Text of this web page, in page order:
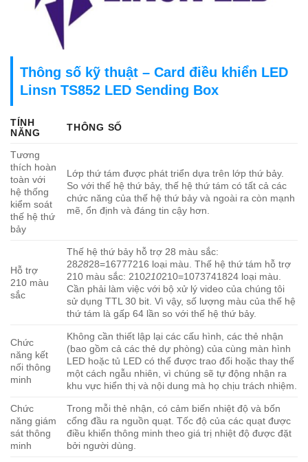
Thông số kỹ thuật – Card điều khiển LED
Linsn TS852 LED Sending Box
TÍNH
NĂNG
THÔNG SỐ
Tương
thích hoàn
toàn với
hệ thống
kiểm soát
thế hệ thứ
bảy
Lớp thứ tám được phát triển dựa trên lớp thứ bảy.
So với thế hệ thứ bảy, thế hệ thứ tám có tất cả các
chức năng của thế hệ thứ bảy và ngoài ra còn mạnh
mẽ, ổn định và đáng tin cậy hơn.
Hỗ trợ
210 màu
sắc
Thế hệ thứ bảy hỗ trợ 28 màu sắc:
282828=16777216 loại màu. Thế hệ thứ tám hỗ trợ
210 màu sắc: 210210210=1073741824 loại màu.
Cần phải làm việc với bộ xử lý video của chúng tôi
sử dụng TTL 30 bit. Vì vậy, số lượng màu của thế hệ
thứ tám là gấp 64 lần so với thế hệ thứ bảy.
Chức
năng kết
nối thông
minh
Không cần thiết lập lại các cấu hình, các thẻ nhận
(bao gồm cả các thẻ dự phòng) của cùng màn hình
LED hoặc tủ LED có thể được trao đổi hoặc thay thế
một cách ngẫu nhiên, vì chúng sẽ tự động nhận ra
khu vực hiển thị và nội dung mà họ chịu trách nhiệm.
Chức
năng giám
sát thông
minh
Trong mỗi thẻ nhận, có cảm biến nhiệt độ và bốn
cổng đầu ra nguồn quạt. Tốc độ của các quạt được
điều khiển thông minh theo giá trị nhiệt độ được đặt
bởi người dùng.